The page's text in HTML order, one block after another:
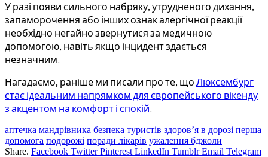
У разі появи сильного набряку, утрудненого дихання,
запаморочення або інших ознак алергічної реакції
необхідно негайно звернутися за медичною
допомогою, навіть якщо інцидент здається
незначним.
Нагадаємо, раніше ми писали про те, що Люксембург
стає ідеальним напрямком для європейського вікенду
з акцентом на комфорт і спокій.
аптечка мандрівника безпека туристів здоров’я в дорозі перша
допомога подорожі поради лікарів ужалення бджоли
Share. Facebook Twitter Pinterest LinkedIn Tumblr Email Telegram